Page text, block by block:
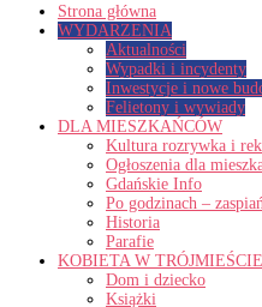
Strona główna
WYDARZENIA
Aktualności
Wypadki i incydenty
Inwestycje i nowe
Felietony i wywiady
DLA MIESZKAŃCÓW
Kultura rozrywka i
Ogłoszenia dla
Gdańskie Info
Po godzinach –
Historia
Parafie
KOBIETA W TRÓJMIEŚCIE
Dom i dziecko
Książki